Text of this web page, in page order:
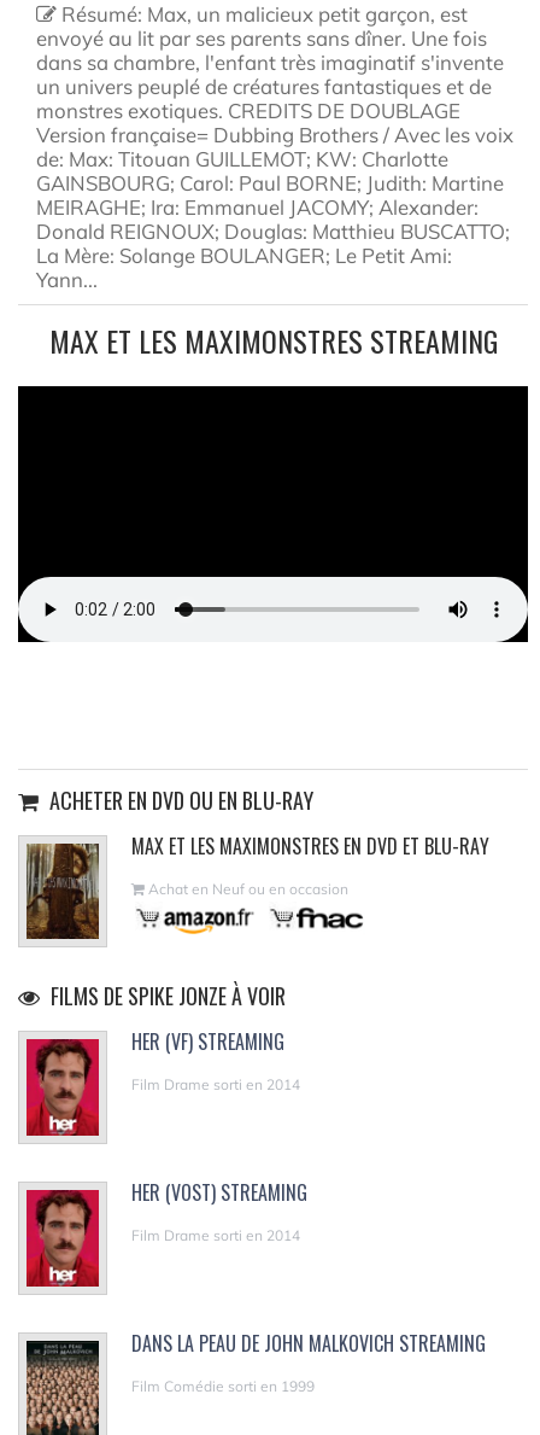
Résumé: Max, un malicieux petit garçon, est
envoyé au lit par ses parents sans dîner. Une fois
dans sa chambre, l'enfant très imaginatif s'invente
un univers peuplé de créatures fantastiques et de
monstres exotiques. CREDITS DE DOUBLAGE
Version française= Dubbing Brothers / Avec les voix
de: Max: Titouan GUILLEMOT; KW: Charlotte
GAINSBOURG; Carol: Paul BORNE; Judith: Martine
MEIRAGHE; Ira: Emmanuel JACOMY; Alexander:
Donald REIGNOUX; Douglas: Matthieu BUSCATTO;
La Mère: Solange BOULANGER; Le Petit Ami:
Yann...
MAX ET LES MAXIMONSTRES STREAMING
ACHETER EN DVD OU EN BLU-RAY
MAX ET LES MAXIMONSTRES EN DVD ET BLU-RAY
Achat en Neuf ou en occasion
FILMS DE SPIKE JONZE À VOIR
HER (VF) STREAMING
Film Drame sorti en 2014
HER (VOST) STREAMING
Film Drame sorti en 2014
DANS LA PEAU DE JOHN MALKOVICH STREAMING
Film Comédie sorti en 1999